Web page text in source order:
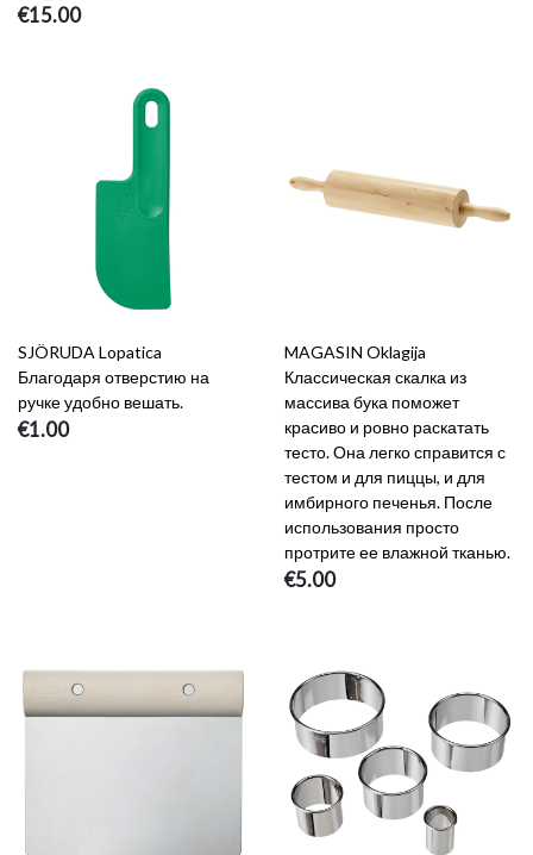
€15.00
SJÖRUDA Lopatica
Благодаря отверстию на
ручке удобно вешать.
€1.00
MAGASIN Oklagija
Классическая скалка из
массива бука поможет
красиво и ровно раскатать
тесто. Она легко справится с
тестом и для пиццы, и для
имбирного печенья. После
использования просто
протрите ее влажной тканью.
€5.00